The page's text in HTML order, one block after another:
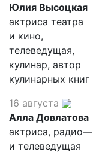
Юлия Высоцкая
актриса театра
и кино,
телеведущая,
кулинар, автор
кулинарных книг
16 августа
Алла Довлатова
актриса, радио—
и телеведущая